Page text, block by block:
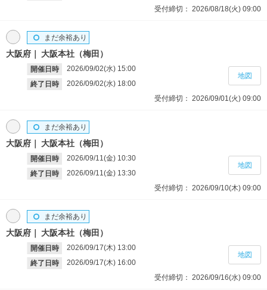
受付締切： 2026/08/18(火) 09:00
大阪府 大阪本社（梅田）
開催日時 2026/09/02(水) 15:00
終了日時
2026/09/02(水) 18:00
まだ余裕あり
受付締切： 2026/09/01(火) 09:00
地図
大阪府 大阪本社（梅田）
開催日時 2026/09/11(金) 10:30
終了日時
2026/09/11(金) 13:30
まだ余裕あり
受付締切： 2026/09/10(木) 09:00
地図
大阪府 大阪本社（梅田）
開催日時 2026/09/17(木) 13:00
終了日時
2026/09/17(木) 16:00
まだ余裕あり
受付締切： 2026/09/16(水) 09:00
地図